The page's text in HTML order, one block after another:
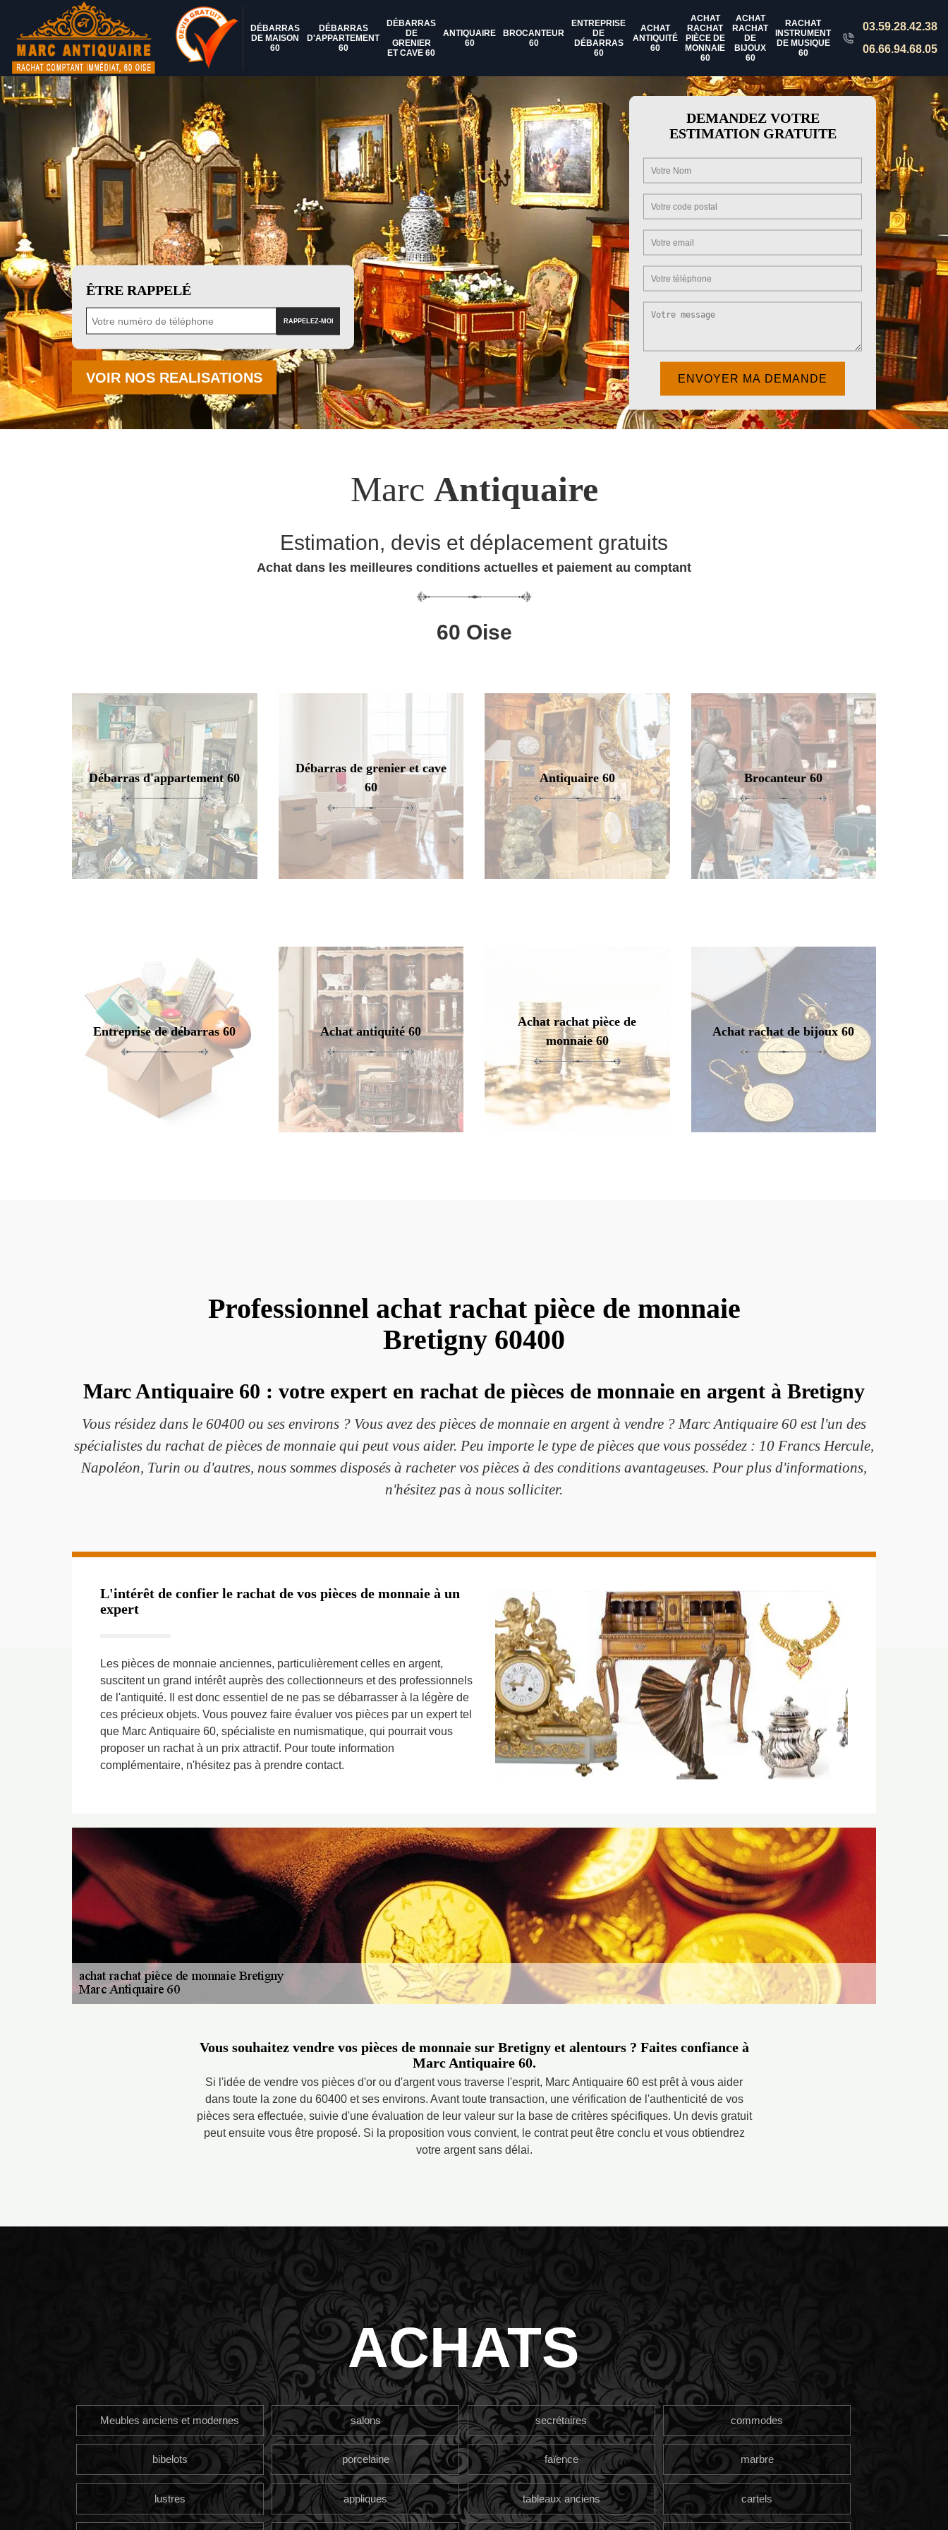
DÉBARRAS
DE MAISON
60
DÉBARRAS
D'APPARTEMENT
60
DÉBARRAS
DE
GRENIER
ET CAVE 60
ANTIQUAIRE
60
BROCANTEUR
60
ENTREPRISE
DE
DÉBARRAS
60
ACHAT
ANTIQUITÉ
60
ACHAT
RACHAT
PIÈCE DE
MONNAIE
60
ACHAT
RACHAT
DE
BIJOUX
60
RACHAT
INSTRUMENT
DE MUSIQUE
60
03.59.28.42.38
06.66.94.68.05
ÊTRE RAPPELÉ
VOIR NOS REALISATIONS
DEMANDEZ VOTRE
ESTIMATION GRATUITE
Marc Antiquaire
Estimation, devis et déplacement gratuits
Achat dans les meilleures conditions actuelles et paiement au comptant
60 Oise
Débarras d'appartement 60
Débarras de grenier et cave
60
Antiquaire 60 Brocanteur 60
Entreprise de débarras 60 Achat antiquité 60
Achat rachat pièce de
monnaie 60
Achat rachat de bijoux 60
Professionnel achat rachat pièce de monnaie
Bretigny 60400
Marc Antiquaire 60 : votre expert en rachat de pièces de monnaie en argent à Bretigny
Vous résidez dans le 60400 ou ses environs ? Vous avez des pièces de monnaie en argent à vendre ? Marc Antiquaire 60 est l'un des
spécialistes du rachat de pièces de monnaie qui peut vous aider. Peu importe le type de pièces que vous possédez : 10 Francs Hercule,
Napoléon, Turin ou d'autres, nous sommes disposés à racheter vos pièces à des conditions avantageuses. Pour plus d'informations,
n'hésitez pas à nous solliciter.
L'intérêt de confier le rachat de vos pièces de monnaie à un
expert
Les pièces de monnaie anciennes, particulièrement celles en argent,
suscitent un grand intérêt auprès des collectionneurs et des professionnels
de l'antiquité. Il est donc essentiel de ne pas se débarrasser à la légère de
ces précieux objets. Vous pouvez faire évaluer vos pièces par un expert tel
que Marc Antiquaire 60, spécialiste en numismatique, qui pourrait vous
proposer un rachat à un prix attractif. Pour toute information
complémentaire, n'hésitez pas à prendre contact.
Vous souhaitez vendre vos pièces de monnaie sur Bretigny et alentours ? Faites confiance à
Marc Antiquaire 60.
Si l'idée de vendre vos pièces d'or ou d'argent vous traverse l'esprit, Marc Antiquaire 60 est prêt à vous aider
dans toute la zone du 60400 et ses environs. Avant toute transaction, une vérification de l'authenticité de vos
pièces sera effectuée, suivie d'une évaluation de leur valeur sur la base de critères spécifiques. Un devis gratuit
peut ensuite vous être proposé. Si la proposition vous convient, le contrat peut être conclu et vous obtiendrez
votre argent sans délai.
ACHATS
Meubles anciens et modernes salons secrétaires commodes
bibelots porcelaine faïence marbre
lustres appliques tableaux anciens cartels